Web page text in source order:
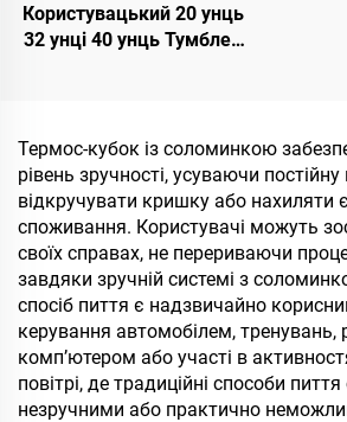
Користувацький 20 унць
32 унці 40 унць Тумблер
тумблери з відкидною
соломкою, з ручкою
Термос-кубок із соломинкою
рівень зручності, усуваючи постійну
відкручувати кришку або нахиляти
споживання. Користувачі можуть
своїх справах, не перериваючи
завдяки зручній системі з
спосіб пиття є надзвичайно
керування автомобілем, тренувань,
комп’ютером або участі в
повітрі, де традиційні способи
незручними або практично